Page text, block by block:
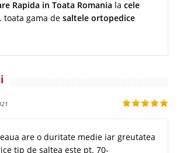
Rapida in Toata Romania la cele
toata gama de saltele ortopedice
are o duritate medie iar greutatea
tip de saltea este pt. 70-